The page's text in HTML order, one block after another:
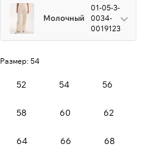
Молочный
01-05-3-
0034-
0019123
Размер: 54
52 54 56
58 60 62
64 66 68